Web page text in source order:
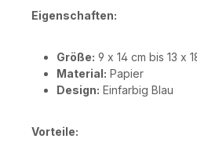
Eigenschaften:
Größe: 9 x 14 cm bis 13 x
Material: Papier
Design: Einfarbig Blau
Vorteile: